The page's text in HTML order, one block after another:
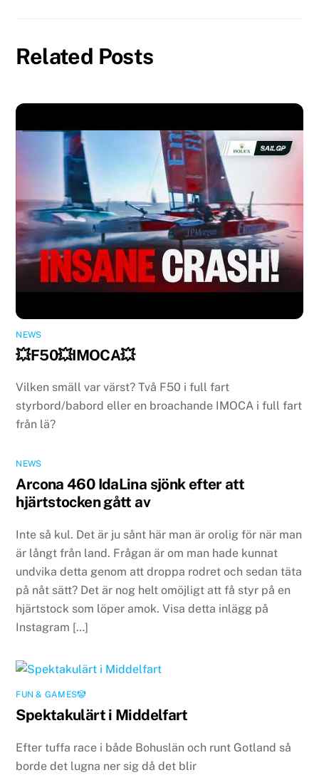
Related Posts
NEWS
💥F50💥IMOCA💥
Vilken smäll var värst? Två F50 i full fart
styrbord/babord eller en broachande IMOCA i full fart
från lä?
NEWS
Arcona 460 IdaLina sjönk efter att
hjärtstocken gått av
Inte så kul. Det är ju sånt här man är orolig för när man
är långt från land. Frågan är om man hade kunnat
undvika detta genom att droppa rodret och sedan täta
på nåt sätt? Det är nog helt omöjligt att få styr på en
hjärtstock som löper amok. Visa detta inlägg på
Instagram […]
FUN & GAMES🤡
Spektakulärt i Middelfart
Efter tuffa race i både Bohuslän och runt Gotland så
borde det lugna ner sig då det blir